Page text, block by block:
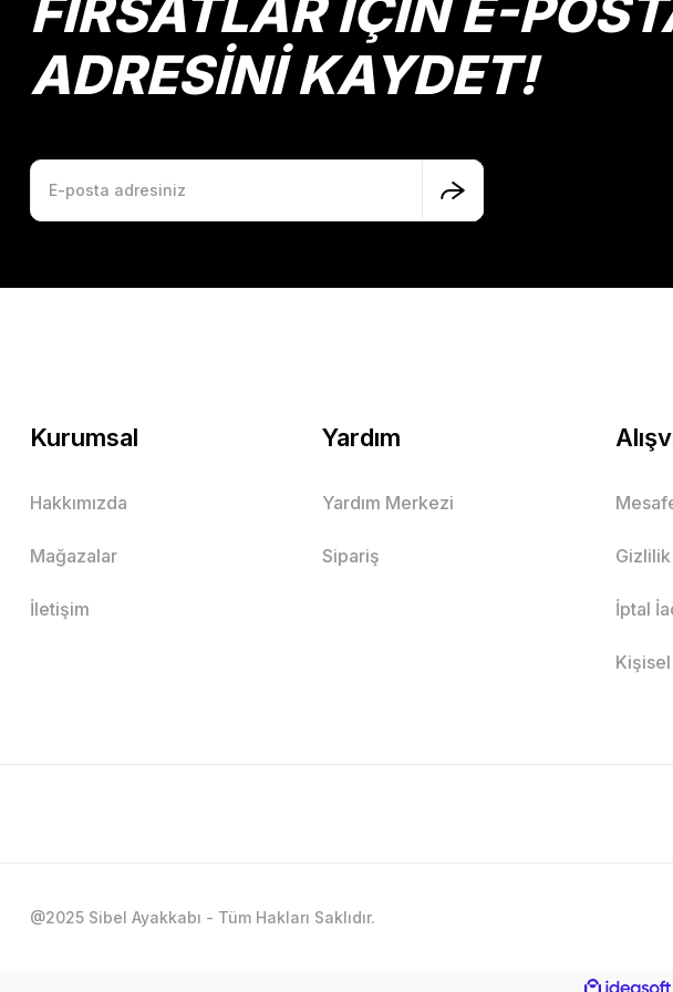
ADRESİNİ KAYDET!
Kurumsal
Hakkımızda
Mağazalar
İletişim
Yardım
Yardım Merkezi
Sipariş
İptal
@2025 Sibel Ayakkabı - Tüm Hakları Saklıdır.